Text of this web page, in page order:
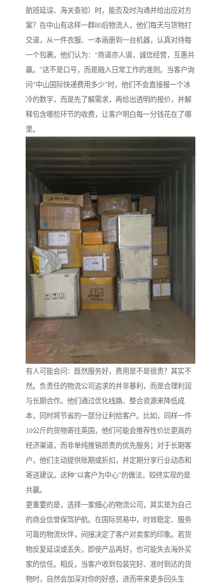
航班延误、海关查验）时，能否及时沟通并给出应对方
案？在中山有这样一群80后物流人，他们每天与货物打
交道，从一件衣服、一本画册到一台机器，认真对待每
一个包裹。他们认为：“商道亦人道，诚信经营，互惠共
赢。”这不是口号，而是融入日常工作的准则。当客户询
问“中山国际快递费用多少”时，他们不会直接报一个冰
冷的数字，而是先了解需求，再给出透明的报价，并解
释包含哪些环节的收费，让客户明白每一分钱花在了哪
里。
有人可能会问：既然服务好，费用是不是很贵？其实不
然。负责任的物流公司追求的并非暴利，而是合理利润
与长期合作。他们通过优化线路、整合资源来降低成
本，同时将节省的一部分让利给客户。比如，同样一件
10公斤的货物寄往英国，他们可能会推荐性价比更高的
经济渠道，而非单纯推销昂贵的优先服务；对于长期客
户，他们主动提供账期或折扣，并定期分享行业动态和
寄送建议。这种“以客户为中心”的做法，较终实现的是
共赢。
更重要的是，选择一家细心的物流公司，其实是为自己
的商业信誉保驾护航。在国际贸易中，时效稳定、服务
可靠的物流伙伴，间接决定了客户对卖家的印象。若货
物反复延误或丢失，即使产品再好，也可能失去海外买
家的信任。相反，当客户收到包装完好、准时到达的货
物时，自然会加深对你的好感，进而带来更多回头生